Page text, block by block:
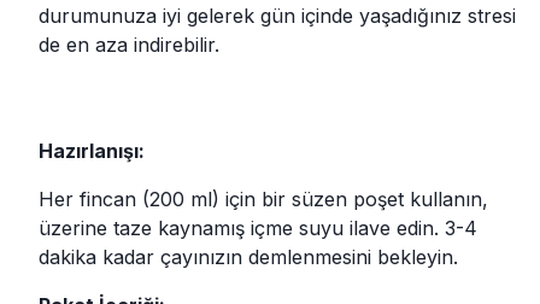
durumunuza iyi gelerek gün içinde yaşadığınız stresi
de en aza indirebilir.
Hazırlanışı:
Her fincan (200 ml) için bir süzen poşet kullanın,
üzerine taze kaynamış içme suyu ilave edin. 3-4
dakika kadar çayınızın demlenmesini bekleyin.